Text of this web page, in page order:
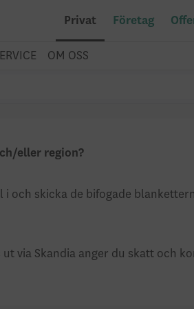
Privat Företag
OM OSS
eller region?
skicka de bifogade
via Skandia anger du skatt och